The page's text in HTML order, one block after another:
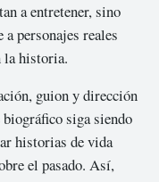
a entretener, sino
personajes reales
la historia.
guion y dirección
biográfico siga siendo
historias de vida
el pasado. Así,